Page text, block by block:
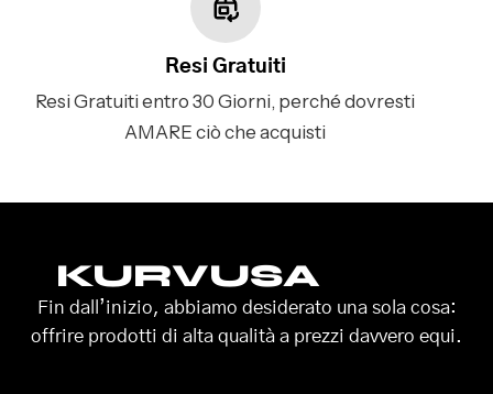
Resi Gratuiti
Resi Gratuiti entro 30 Giorni, perché dovresti
AMARE ciò che acquisti
KURVUSA
Fin dall’inizio, abbiamo desiderato una sola cosa:
offrire prodotti di alta qualità a prezzi davvero equi.